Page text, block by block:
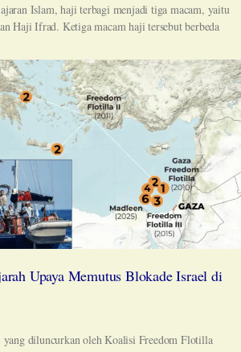
Islam, haji terbagi menjadi tiga macam, yaitu
Haji Ifrad. Ketiga macam haji tersebut berbeda
Upaya Memutus Blokade Israel di
yang diluncurkan oleh Koalisi Freedom Flotilla